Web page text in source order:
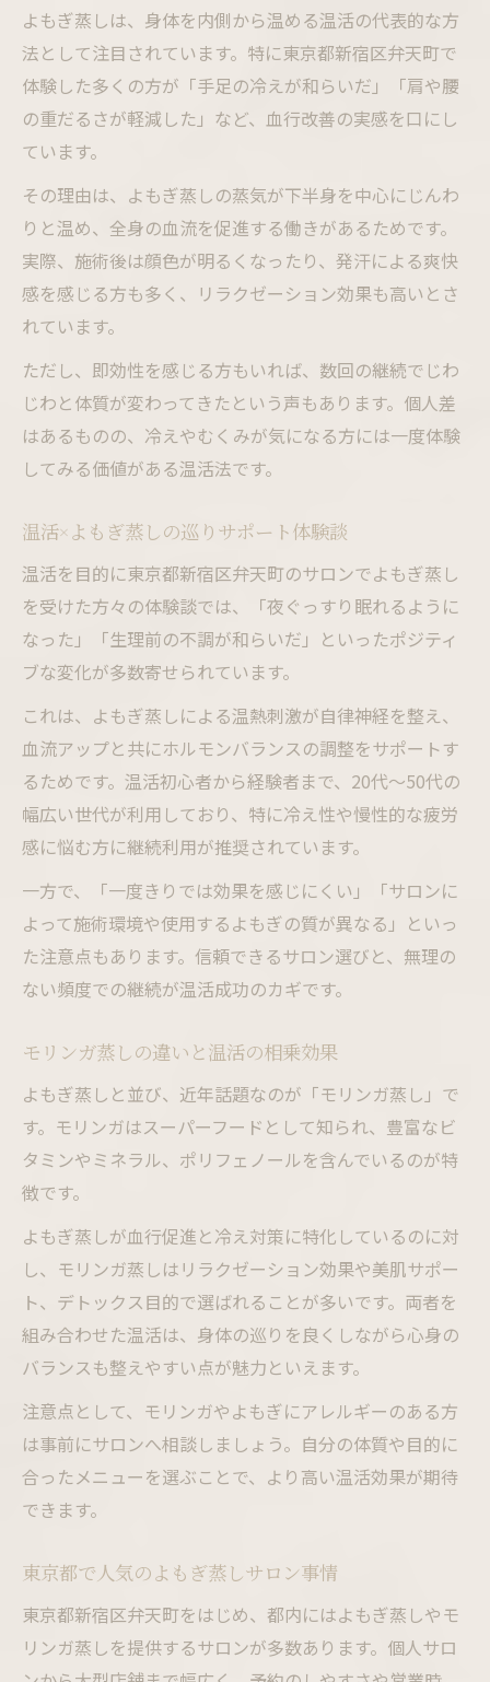
モリンガ蒸しが女性に支持される理由とは
よもぎ蒸しユーザーが選ぶモリンガ蒸しの
特徴
東京都で試せるモリンガ蒸しのポイント
体質改善ならよもぎ蒸し継続の工夫も大切
よもぎ蒸しで体質改善を目指すポイント
モリンガ蒸しと併用で変わる温活習慣
よもぎ蒸し継続におすすめの頻度と周期
体質改善に向くよもぎ蒸しサロンの選び方
東京都新宿区弁天町で温活を始める理由
新宿区弁天町でよもぎ蒸しが注目される背
景
準
モリンガ蒸しも選択肢に入る温活事情
セルフよもぎ蒸しとサロンの違いを徹底比
較
ホットペッパーで人気のよもぎ蒸し体験解
よもぎ蒸しが向かない場合の注意とポイント
よもぎ蒸しが向かない人の特徴と注意事項
モリンガ蒸し利用時の安全性と体調管理
血行改善目的でも慎重に選ぶべき理由
サロン選びで確認すべき安全基準まとめ
セルフよもぎ蒸し利用時のリスクと対策
日常生活に温活を取り入れる実践ヒント
よもぎ蒸しを日常習慣にするコツと工夫
血行改善のためのよもぎ蒸し継続ポイント
温活で体調管理を無理なく実践するヒント
よもぎ蒸しサロン活用で変わる日常の過ご
よもぎ蒸しは、身体を内側から温める温活の代表的な方
法として注目されています。特に東京都新宿区弁天町で
体験した多くの方が「手足の冷えが和らいだ」「肩や腰
の重だるさが軽減した」など、血行改善の実感を口にし
ています。
その理由は、よもぎ蒸しの蒸気が下半身を中心にじんわ
りと温め、全身の血流を促進する働きがあるためです。
実際、施術後は顔色が明るくなったり、発汗による爽快
感を感じる方も多く、リラクゼーション効果も高いとさ
れています。
ただし、即効性を感じる方もいれば、数回の継続でじわ
じわと体質が変わってきたという声もあります。個人差
はあるものの、冷えやむくみが気になる方には一度体験
してみる価値がある温活法です。
温活×よもぎ蒸しの巡りサポート体験談
温活を目的に東京都新宿区弁天町のサロンでよもぎ蒸し
を受けた方々の体験談では、「夜ぐっすり眠れるように
なった」「生理前の不調が和らいだ」といったポジティ
ブな変化が多数寄せられています。
これは、よもぎ蒸しによる温熱刺激が自律神経を整え、
血流アップと共にホルモンバランスの調整をサポートす
るためです。温活初心者から経験者まで、20代〜50代の
幅広い世代が利用しており、特に冷え性や慢性的な疲労
感に悩む方に継続利用が推奨されています。
一方で、「一度きりでは効果を感じにくい」「サロンに
よって施術環境や使用するよもぎの質が異なる」といっ
た注意点もあります。信頼できるサロン選びと、無理の
ない頻度での継続が温活成功のカギです。
モリンガ蒸しの違いと温活の相乗効果
よもぎ蒸しと並び、近年話題なのが「モリンガ蒸し」で
す。モリンガはスーパーフードとして知られ、豊富なビ
タミンやミネラル、ポリフェノールを含んでいるのが特
徴です。
よもぎ蒸しが血行促進と冷え対策に特化しているのに対
し、モリンガ蒸しはリラクゼーション効果や美肌サポー
ト、デトックス目的で選ばれることが多いです。両者を
組み合わせた温活は、身体の巡りを良くしながら心身の
バランスも整えやすい点が魅力といえます。
注意点として、モリンガやよもぎにアレルギーのある方
は事前にサロンへ相談しましょう。自分の体質や目的に
合ったメニューを選ぶことで、より高い温活効果が期待
できます。
東京都で人気のよもぎ蒸しサロン事情
東京都新宿区弁天町をはじめ、都内にはよもぎ蒸しやモ
リンガ蒸しを提供するサロンが多数あります。個人サロ